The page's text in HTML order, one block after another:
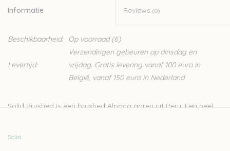
Informatie Reviews (0)
Beschikbaarheid: Op voorraad(6)
Levertijd:
Verzendingen gebeuren op dinsdag en
vrijdag. Gratis levering vanaf 100 euro in
België, vanaf 150 euro in Nederland
Solid Brushed is een brushed Alpaca garen uit Peru. Een heel
Solid